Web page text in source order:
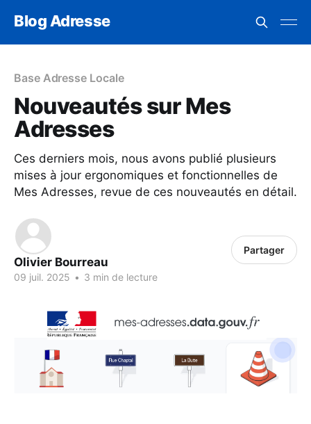
Blog Adresse
Base Adresse Locale
Nouveautés sur Mes
Adresses
Ces derniers mois, nous avons publié plusieurs
mises à jour ergonomiques et fonctionnelles de
Mes Adresses, revue de ces nouveautés en détail.
Olivier Bourreau
09 juil. 2025 • 3 min de lecture
Partager